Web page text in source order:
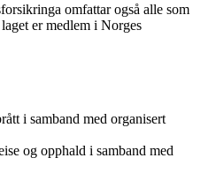
omfattar også alle som
er medlem i Norges
i samband med organisert
og opphald i samband med